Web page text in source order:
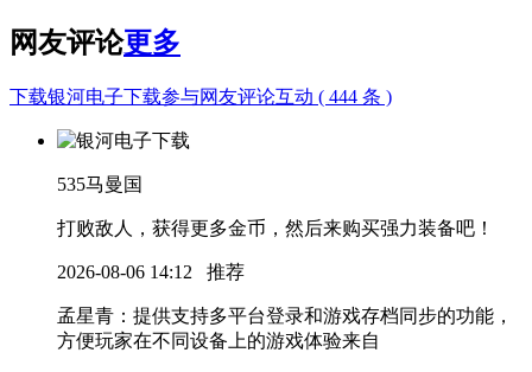
网友评论更多
下载银河电子下载参与网友评论互动 ( 444 条 )
535马曼国
打败敌人，获得更多金币，然后来购买强力装备吧！
2026-08-06 14:12 推荐
孟星青 ：提供支持多平台登录和游戏存档同步的功能，
方便玩家在不同设备上的游戏体验来自